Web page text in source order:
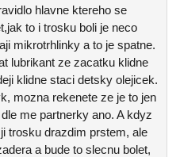
hlavne ktereho se
to i trosku boli je neco
mikrotrhlinky a to je spatne.
lubrikant ze zacatku klidne
klidne staci detsky olejicek.
mozna rekenete ze je to jen
me partnerky ano. A kdyz
trosku drazdim prstem, ale
a bude to slecnu bolet,